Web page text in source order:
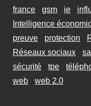
france
gsm ie
Intelligence
preuve
protection
Réseaux sociaux
sécurité
tpe
web
web 2.0